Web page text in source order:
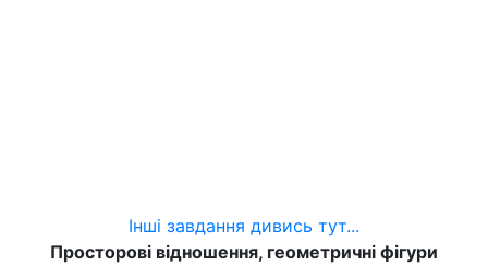
Інші завдання дивись тут...
Просторові відношення, геометричні фігури